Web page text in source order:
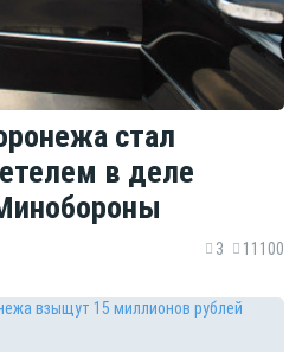
стал
в деле
3 11100